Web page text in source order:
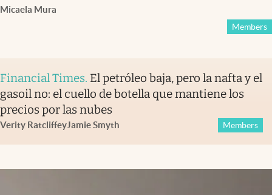
Micaela Mura
Members
Financial Times. El petróleo baja, pero la nafta y el
gasoil no: el cuello de botella que mantiene los
precios por las nubes
Verity RatcliffeyJamie Smyth Members